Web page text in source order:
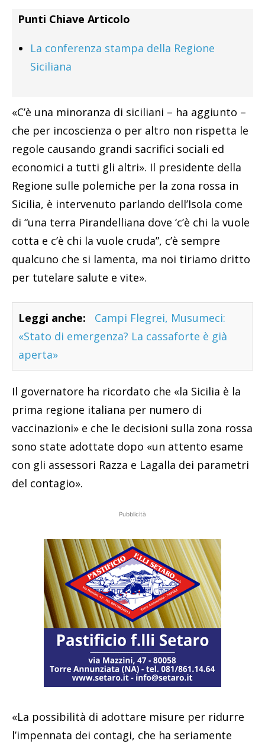
Punti Chiave Articolo
La conferenza stampa della Regione
Siciliana
«C’è una minoranza di siciliani – ha aggiunto –
che per incoscienza o per altro non rispetta le
regole causando grandi sacrifici sociali ed
economici a tutti gli altri». Il presidente della
Regione sulle polemiche per la zona rossa in
Sicilia, è intervenuto parlando dell’Isola come
di “una terra Pirandelliana dove ‘c’è chi la vuole
cotta e c’è chi la vuole cruda”, c’è sempre
qualcuno che si lamenta, ma noi tiriamo dritto
per tutelare salute e vite».
Leggi anche:
Campi Flegrei, Musumeci:
«Stato di emergenza? La cassaforte è già
aperta»
Il governatore ha ricordato che «la Sicilia è la
prima regione italiana per numero di
vaccinazioni» e che le decisioni sulla zona rossa
sono state adottate dopo «un attento esame
con gli assessori Razza e Lagalla dei parametri
del contagio».
Pubblicità
«La possibilità di adottare misure per ridurre
l’impennata dei contagi, che ha seriamente